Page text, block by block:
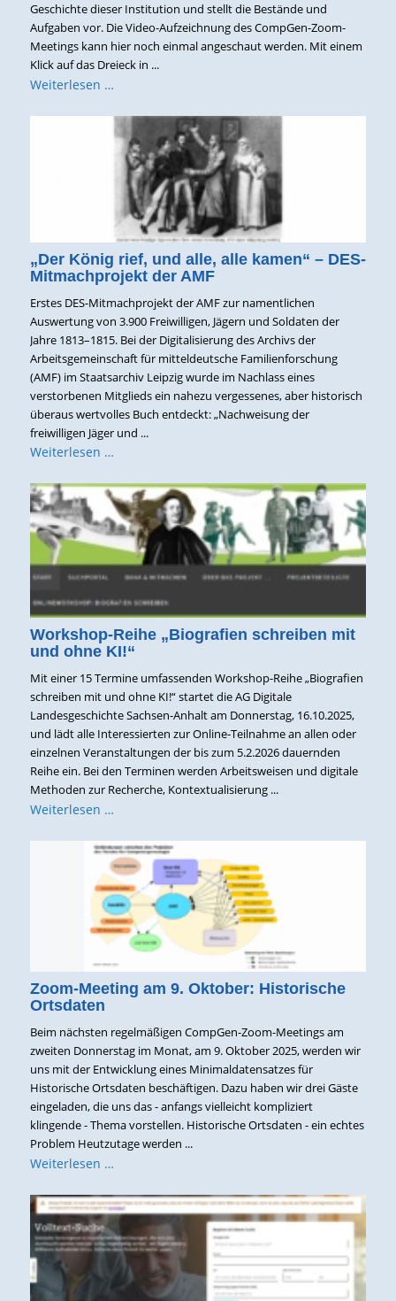
Geschichte dieser Institution und stellt die Bestände und
Aufgaben vor. Die Video-Aufzeichnung des CompGen-Zoom-
Meetings kann hier noch einmal angeschaut werden. Mit einem
Klick auf das Dreieck in ...
Weiterlesen …
„Der König rief, und alle, alle kamen“ – DES-
Mitmachprojekt der AMF
Erstes DES-Mitmachprojekt der AMF zur namentlichen
Auswertung von 3.900 Freiwilligen, Jägern und Soldaten der
Jahre 1813–1815. Bei der Digitalisierung des Archivs der
Arbeitsgemeinschaft für mitteldeutsche Familienforschung
(AMF) im Staatsarchiv Leipzig wurde im Nachlass eines
verstorbenen Mitglieds ein nahezu vergessenes, aber historisch
überaus wertvolles Buch entdeckt: „Nachweisung der
freiwilligen Jäger und ...
Weiterlesen …
Workshop-Reihe „Biografien schreiben mit
und ohne KI!“
Mit einer 15 Termine umfassenden Workshop-Reihe „Biografien
schreiben mit und ohne KI!“ startet die AG Digitale
Landesgeschichte Sachsen-Anhalt am Donnerstag, 16.10.2025,
und lädt alle Interessierten zur Online-Teilnahme an allen oder
einzelnen Veranstaltungen der bis zum 5.2.2026 dauernden
Reihe ein. Bei den Terminen werden Arbeitsweisen und digitale
Methoden zur Recherche, Kontextualisierung ...
Weiterlesen …
Zoom-Meeting am 9. Oktober: Historische
Ortsdaten
Beim nächsten regelmäßigen CompGen-Zoom-Meetings am
zweiten Donnerstag im Monat, am 9. Oktober 2025, werden wir
uns mit der Entwicklung eines Minimaldatensatzes für
Historische Ortsdaten beschäftigen. Dazu haben wir drei Gäste
eingeladen, die uns das - anfangs vielleicht kompliziert
klingende - Thema vorstellen. Historische Ortsdaten - ein echtes
Problem Heutzutage werden ...
Weiterlesen …